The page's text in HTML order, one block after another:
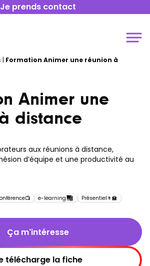
Je prends contact
| Formation Animer une réunion à
Animer une
distance
aux réunions à distance,
d’équipe et une productivité au
📺 e-learning Présentiel 👨‍🏫
Ça m'intéresse
télécharge la fiche